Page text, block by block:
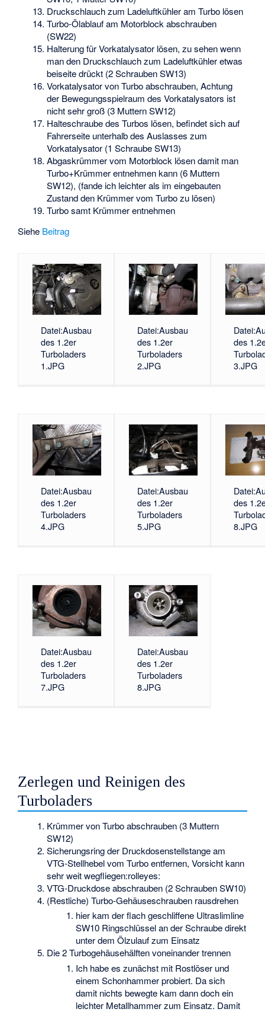
Druckschlauch zum Ladeluftkühler am Turbo lösen
Turbo-Ölablauf am Motorblock abschrauben
(SW22)
Halterung für Vorkatalysator lösen, zu sehen wenn
man den Druckschlauch zum Ladeluftkühler etwas
beiseite drückt (2 Schrauben SW13)
Vorkatalysator von Turbo abschrauben, Achtung
der Bewegungsspielraum des Vorkatalysators ist
nicht sehr groß (3 Muttern SW12)
Halteschraube des Turbos lösen, befindet sich auf
Fahrerseite unterhalb des Auslasses zum
Vorkatalysator (1 Schraube SW13)
Abgaskrümmer vom Motorblock lösen damit man
Turbo+Krümmer entnehmen kann (6 Muttern
SW12), (fande ich leichter als im eingebauten
Zustand den Krümmer vom Turbo zu lösen)
Turbo samt Krümmer entnehmen
Siehe Beitrag
Datei:Ausbau
des 1.2er
Turboladers
1.JPG
Datei:Ausbau
des 1.2er
Turboladers
2.JPG
des
3.JPG
Datei:Ausbau
des 1.2er
Turboladers
4.JPG
Datei:Ausbau
des 1.2er
Turboladers
5.JPG
des
8.JPG
Datei:Ausbau
des 1.2er
Turboladers
7.JPG
Datei:Ausbau
des 1.2er
Turboladers
8.JPG
Zerlegen und Reinigen des
Turboladers
Krümmer von Turbo abschrauben (3 Muttern
SW12)
Sicherungsring der Druckdosenstellstange am
VTG-Stellhebel vom Turbo entfernen, Vorsicht kann
sehr weit wegfliegen:rolleyes:
VTG-Druckdose abschrauben (2 Schrauben SW10)
(Restliche) Turbo-Gehäuseschrauben rausdrehen
hier kam der flach geschliffene Ultraslimline
SW10 Ringschlüssel an der Schraube direkt
unter dem Ölzulauf zum Einsatz
Die 2 Turbogehäusehälften voneinander trennen
Ich habe es zunächst mit Rostlöser und
einem Schonhammer probiert. Da sich
damit nichts bewegte kam dann doch ein
leichter Metallhammer zum Einsatz. Damit